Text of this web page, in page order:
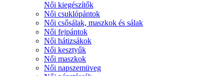
Női kiegészítők
Női csuklópántok
Női csősálak, maszkok és sálak
Női fejpántok
Női hátizsákok
Női kesztyűk
Női maszkok
Női napszemüveg